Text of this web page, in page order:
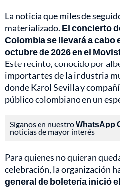
La noticia que miles de
materializado. El concierto
Colombia se llevará a cabo
octubre de 2026 en el
Este recinto, conocido por
importantes de la industria
donde Karol Sevilla y
público colombiano en un
Síganos en nuestroWhatsApp
noticias de mayor interés
Para quienes no quieran
celebración, la organización
general de boletería inició